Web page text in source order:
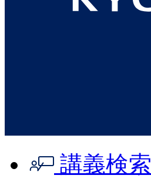
講義検索